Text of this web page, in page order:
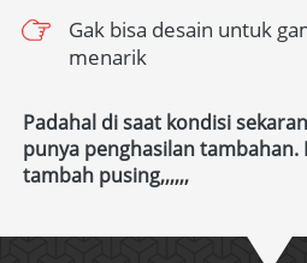
Gak bisa desain untuk
menarik
Padahal di saat kondisi
punya penghasilan tambahan.
tambah pusing,,,,,,